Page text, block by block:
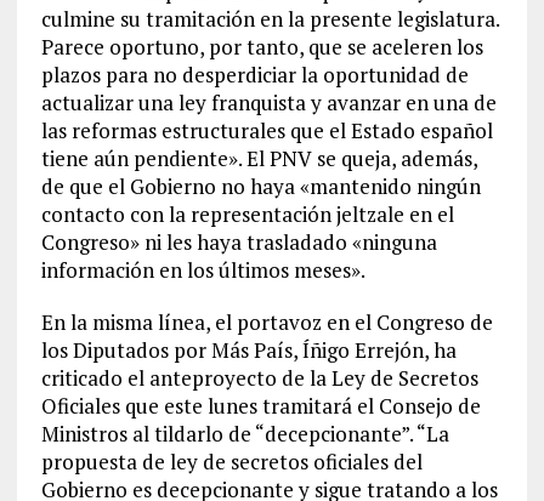
culmine su tramitación en la presente legislatura.
Parece oportuno, por tanto, que se aceleren los
plazos para no desperdiciar la oportunidad de
actualizar una ley franquista y avanzar en una de
las reformas estructurales que el Estado español
tiene aún pendiente». El PNV se queja, además,
de que el Gobierno no haya «mantenido ningún
contacto con la representación jeltzale en el
Congreso» ni les haya trasladado «ninguna
información en los últimos meses».
En la misma línea, el portavoz en el Congreso de
los Diputados por Más País, Íñigo Errejón, ha
criticado el anteproyecto de la Ley de Secretos
Oficiales que este lunes tramitará el Consejo de
Ministros al tildarlo de “decepcionante”. “La
propuesta de ley de secretos oficiales del
Gobierno es decepcionante y sigue tratando a los